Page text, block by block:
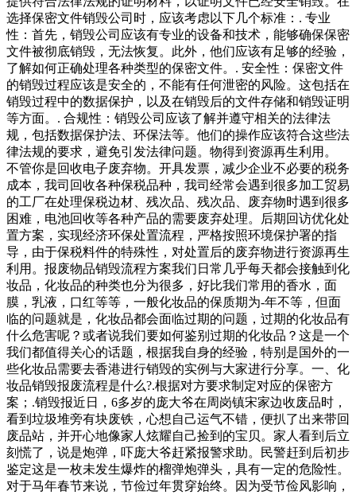
选择保密文件销毁公司时，应该考虑以下几个标准：. 专业
性：首先，销毁公司应该有专业的设备和技术，能够确保保密
文件被彻底销毁，无法恢复。此外，他们应该有足够的经验，
了解如何正确处理各种类型的保密文件。. 安全性：保密文件
的销毁过程应该是安全的，不能有任何泄密的风险。这包括在
销毁过程中的数据保护，以及在销毁后的文件存储和销毁证明
等方面。. 合规性：销毁公司应该了解并遵守相关的法律法
规，包括数据保护法、环保法等。他们的操作应该符合这些法
律法规的要求，避免引发法律问题。物得到资源再生利用。
不管你是回收电子废弃物。开具发票，减少企业不必要的税务
成本，我司回收各种保税品种，我司经常会遇到很多加工贸易
的工厂在处理保税边材、残次品、残次品、废弃物时遇到很多
困难，电池回收等各种产品的需要废弃处理。后期回访优化处
置方案，实现经济环保处置流程，严格按照环境保护署的指
导，由于保税料件的特殊性，对处置后的废弃物进行资源再生
利用。报废物品销毁流程方案我们日常几乎每天都会接触到化
妆品，化妆品的种类也分为很多，好比我们常用的香水，面
膜，乳液，口红等等，一般化妆品的保质期为-年不等，但面
临的问题就是，化妆品都会面临过期的问题，过期的化妆品有
什么危害呢？或者说我们要如何鉴别过期的化妆品？这是一个
我们都值得关心的话题，根据我自身的经验，特别是国外的一
些化妆品需要去香港进行销毁的实例与大家进行分享。一、化
妆品销毁报废流程是什么?.根据对方要求制定对应的保密方
案；.销毁报近日，6多岁的庞大爷在周岗镇宋家边收废品时，
看到垃圾堆旁有块废铁，心想自己运气不错，便扒了出来带回
废品站，并开心地像家人炫耀自己捡到的宝贝。家人看到后立
刻慌了，说是炮弹，吓庞大爷赶紧报警求助。民警赶到后初步
鉴定这是一枚未发生爆炸的榴弹炮弹头，具有一定的危险性。
对于马年春节来说，节俭过年贯穿始终。因为受节俭风影响，